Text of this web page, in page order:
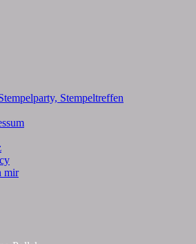
Stempeltreffen
mir